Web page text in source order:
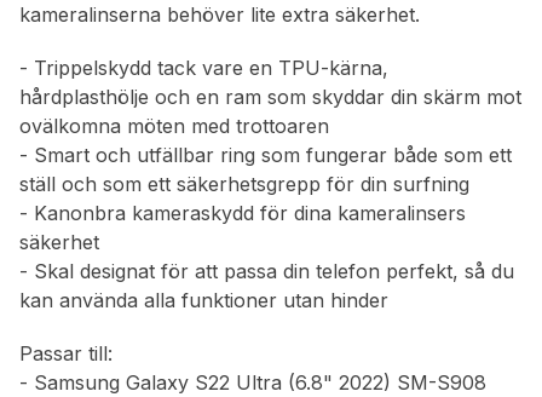
kameralinserna behöver lite extra säkerhet.
- Trippelskydd tack vare en TPU-kärna,
hårdplasthölje och en ram som skyddar din skärm mot
ovälkomna möten med trottoaren
- Smart och utfällbar ring som fungerar både som ett
ställ och som ett säkerhetsgrepp för din surfning
- Kanonbra kameraskydd för dina kameralinsers
säkerhet
- Skal designat för att passa din telefon perfekt, så du
kan använda alla funktioner utan hinder
Passar till:
- Samsung Galaxy S22 Ultra (6.8" 2022) SM-S908